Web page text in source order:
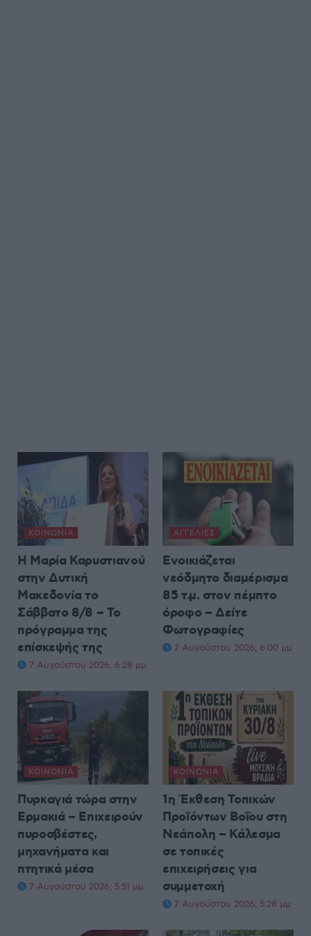
ΚΟΙΝΩΝΊΑ
Η Μαρία Καρυστιανού
στην Δυτική
Μακεδονία το
Σάββατο 8/8 – Το
πρόγραμμα της
επίσκεψής της
7 Αυγούστου 2026, 6:28 μμ
ΑΓΓΕΛΊΕΣ
Ενοικιάζεται
νεόδμητο διαμέρισμα
85 τ.μ. στον πέμπτο
όροφο – Δείτε
Φωτογραφίες
7 Αυγούστου 2026, 6:00 μμ
ΚΟΙΝΩΝΊΑ
Πυρκαγιά τώρα στην
Ερμακιά – Επιχειρούν
πυροσβέστες,
μηχανήματα και
πτητικά μέσα
7 Αυγούστου 2026, 5:51 μμ
ΚΟΙΝΩΝΊΑ
1η Έκθεση Τοπικών
Προϊόντων Βοΐου στη
Νεάπολη – Κάλεσμα
σε τοπικές
επιχειρήσεις για
συμμετοχή
7 Αυγούστου 2026, 5:28 μμ